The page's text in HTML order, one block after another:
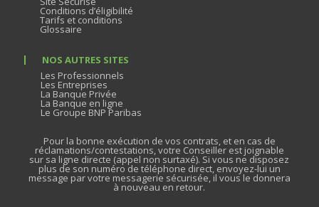
Conditions d’éligibilité
Tarifs et conditions
Glossaire
NOS AUTRES SITES
Les Professionnels
Les Entreprises
La Banque Privée
La Banque en ligne
Le Groupe BNP Paribas
Pour la bonne exécution de vos contrats, et en cas de
réclamations/contestations, votre Conseiller est joignable
sur sa ligne directe (appel non surtaxé). Si vous ne disposez
plus de son numéro de téléphone direct, envoyez-lui un
message par votre messagerie sécurisée, il vous le donnera
à nouveau en retour.